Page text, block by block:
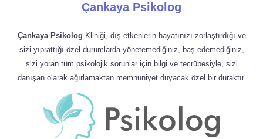
Çankaya Psikolog
Çankaya Psikolog Kliniği, dış etkenlerin hayatınızı zorlaştırdığı ve
sizi yıprattığı özel durumlarda yönetemediğiniz, baş edemediğiniz,
sizi yoran tüm psikolojik sorunlar için bilgi ve tecrübesiyle, sizi
danışan olarak ağırlamaktan memnuniyet duyacak özel bir duraktır.